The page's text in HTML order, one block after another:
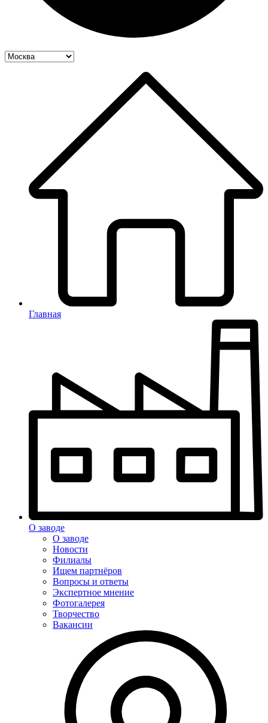
Главная
О заводе
О заводе
Новости
Филиалы
Ищем партнёров
Вопросы и ответы
Экспертное мнение
Фотогалерея
Творчество
Вакансии